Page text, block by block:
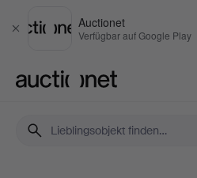
Schließen
Auctionet
Verfügbar auf Google Play